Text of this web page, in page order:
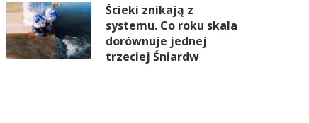
Ścieki znikają z
systemu. Co roku skala
dorównuje jednej
trzeciej Śniardw